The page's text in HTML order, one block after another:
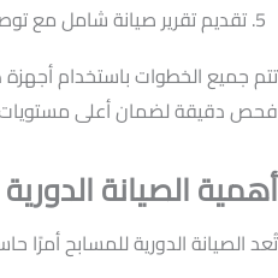
تقديم تقرير صيانة شامل مع
تتم جميع الخطوات باستخدام
فحص دقيقة لضمان أعلى مستويات
أهمية الصيانة
تُعد الصيانة الدورية للمسابح أمرًا